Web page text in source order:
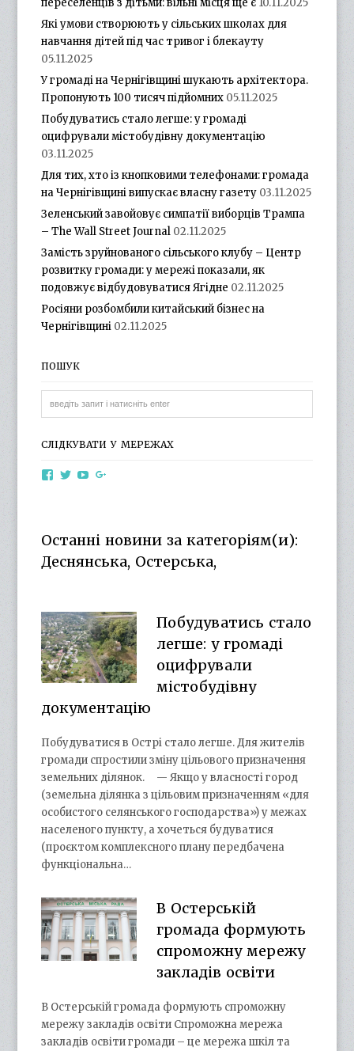
Які умови створюють у сільських школах для
навчання дітей під час тривог і блекауту
05.11.2025
У громаді на Чернігівщині шукають архітектора.
Пропонують 100 тисяч підйомних 05.11.2025
Побудуватись стало легше: у громаді
оцифрували містобудівну документацію
03.11.2025
Для тих, хто із кнопковими телефонами: громада
на Чернігівщині випускає власну газету 03.11.2025
Зеленський завойовує симпатії виборців Трампа
– The Wall Street Journal 02.11.2025
Замість зруйнованого сільського клубу – Центр
розвитку громади: у мережі показали, як
подовжує відбудовуватися Ягідне 02.11.2025
Росіяни розбомбили китайський бізнес на
Чернігівщині 02.11.2025
ПОШУК
СЛІДКУВАТИ У МЕРЕЖАХ
ViewViewView
YouTube
Останні новини за категоріям(и):
Деснянська, Остерська,
Побудуватись стало
легше: у громаді
оцифрували
містобудівну
документацію
Побудуватися в Острі стало легше. Для жителів
громади спростили зміну цільового призначення
земельних ділянок. — Якщо у власності город
(земельна ділянка з цільовим призначенням «для
особистого селянського господарства») у межах
населеного пункту, а хочеться будуватися
(проєктом комплексного плану передбачена
функціональна…
В Остерській
громада формують
спроможну мережу
закладів освіти
В Остерській громада формують спроможну
мережу закладів освіти Спроможна мережа
закладів освіти громади – це мережа шкіл та